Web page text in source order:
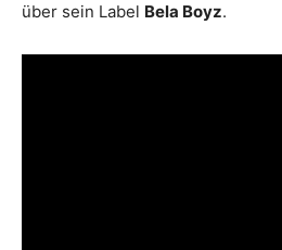
über sein Label Bela Boyz.